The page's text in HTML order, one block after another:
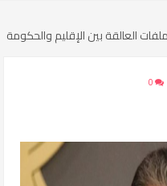
العالقة بين الإقليم والحكومة